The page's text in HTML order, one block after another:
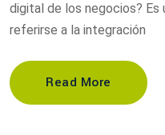
digital de los negocios? Es
referirse a la integración
Read More